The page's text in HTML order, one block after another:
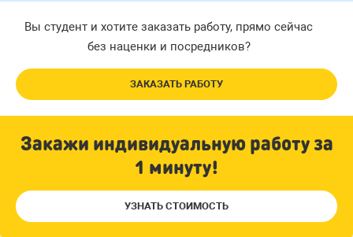
Вы студент и хотите заказать работу, прямо сейчас
без наценки и посредников?
ЗАКАЗАТЬ РАБОТУ
Закажи индивидуальную работу за
1 минуту!
УЗНАТЬ СТОИМОСТЬ